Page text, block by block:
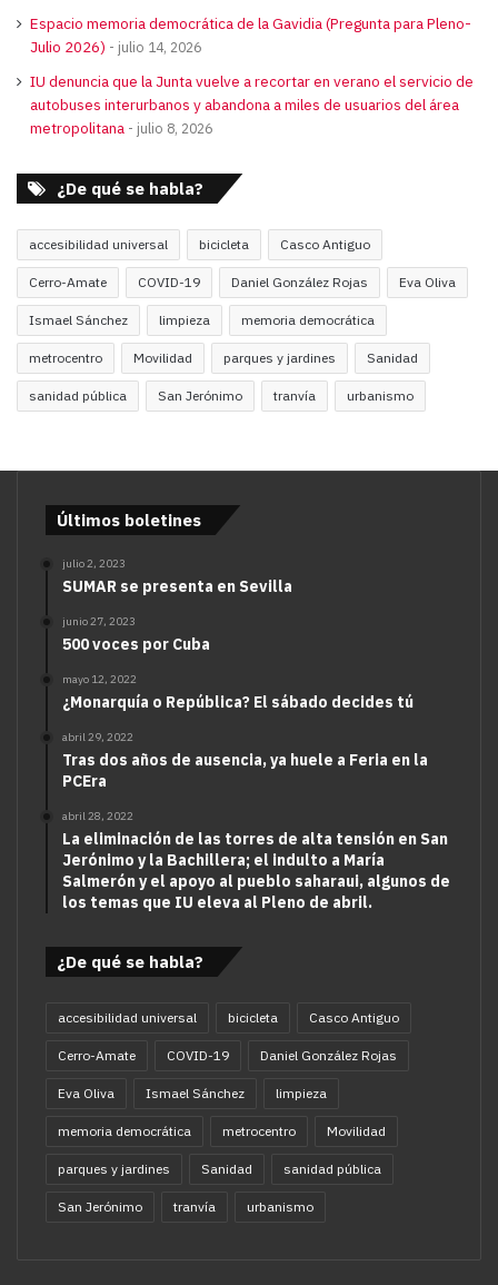
Espacio memoria democrática de la Gavidia (Pregunta para Pleno-
Julio 2026)
julio 14, 2026
IU denuncia que la Junta vuelve a recortar en verano el servicio de
autobuses interurbanos y abandona a miles de usuarios del área
metropolitana
julio 8, 2026
¿De qué se habla?
accesibilidad universal bicicleta Casco Antiguo
Cerro-Amate COVID-19 Daniel González Rojas Eva Oliva
Ismael Sánchez limpieza memoria democrática
metrocentro Movilidad parques y jardines Sanidad
sanidad pública San Jerónimo tranvía urbanismo
Últimos boletines
julio 2, 2023
SUMAR se presenta en Sevilla
junio 27, 2023
500 voces por Cuba
mayo 12, 2022
¿Monarquía o República? El sábado decides tú
abril 29, 2022
Tras dos años de ausencia, ya huele a Feria en la
PCEra
abril 28, 2022
La eliminación de las torres de alta tensión en San
Jerónimo y la Bachillera; el indulto a María
Salmerón y el apoyo al pueblo saharaui, algunos de
los temas que IU eleva al Pleno de abril.
¿De qué se habla?
accesibilidad universal bicicleta Casco Antiguo
Cerro-Amate COVID-19 Daniel González Rojas
Eva Oliva Ismael Sánchez limpieza
memoria democrática metrocentro Movilidad
parques y jardines Sanidad sanidad pública
San Jerónimo tranvía urbanismo